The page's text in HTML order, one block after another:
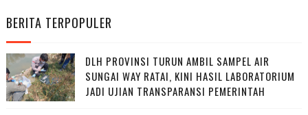
BERITA TERPOPULER
DLH PROVINSI TURUN AMBIL SAMPEL AIR
SUNGAI WAY RATAI, KINI HASIL LABORATORIUM
JADI UJIAN TRANSPARANSI PEMERINTAH